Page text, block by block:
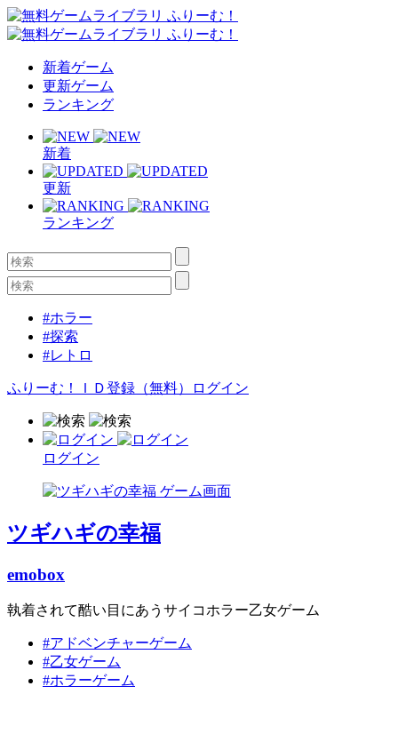
新着ゲーム
更新ゲーム
ランキング
新着
更新
ランキング
#ホラー
#探索
#レトロ
ふりーむ！ＩＤ登録（無料） ログイン
ログイン
ツギハギの幸福
emobox
執着されて酷い目にあうサイコホラー乙女ゲーム
#アドベンチャーゲーム
#乙女ゲーム
#ホラーゲーム